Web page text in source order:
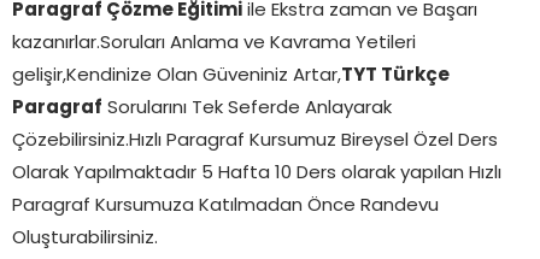
Paragraf Çözme Eğitimi ile Ekstra zaman ve Başarı
kazanırlar.Soruları Anlama ve Kavrama Yetileri
gelişir,Kendinize Olan Güveniniz Artar,TYT Türkçe
Paragraf Sorularını Tek Seferde Anlayarak
Çözebilirsiniz.Hızlı Paragraf Kursumuz Bireysel Özel Ders
Olarak Yapılmaktadır 5 Hafta 10 Ders olarak yapılan Hızlı
Paragraf Kursumuza Katılmadan Önce Randevu
Oluşturabilirsiniz.